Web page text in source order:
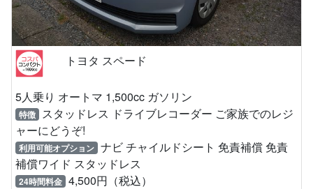
トヨタ スペード
5人乗り オートマ 1,500cc ガソリン
特徴 スタッドレス ドライブレコーダー ご家族でのレジ
ャーにどうぞ!
利用可能オプション ナビ チャイルドシート 免責補償 免責
補償ワイド スタッドレス
24時間料金 4,500円（税込）